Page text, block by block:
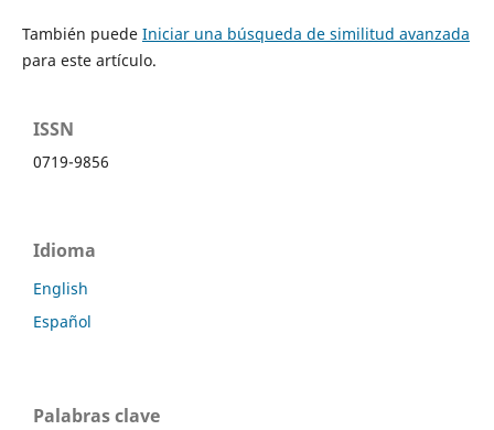
También puede Iniciar una búsqueda de similitud avanzada
para este artículo.
ISSN
0719-9856
Idioma
English
Español
Palabras clave